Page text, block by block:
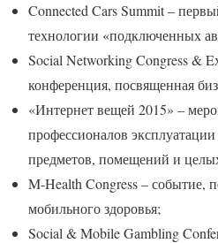
Connected Cars Summit –
технологии «подключенных
Social Networking Congress &
конференция, посвященная
«Интернет вещей 2015» –
профессионалов
предметов, помещений и
M-Health Congress – событие,
мобильного здоровья;
Social & Mobile Gambling